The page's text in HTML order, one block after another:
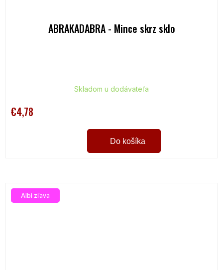
ABRAKADABRA - Mince skrz sklo
Skladom u dodávateľa
€4,78
Do košíka
Albi zľava